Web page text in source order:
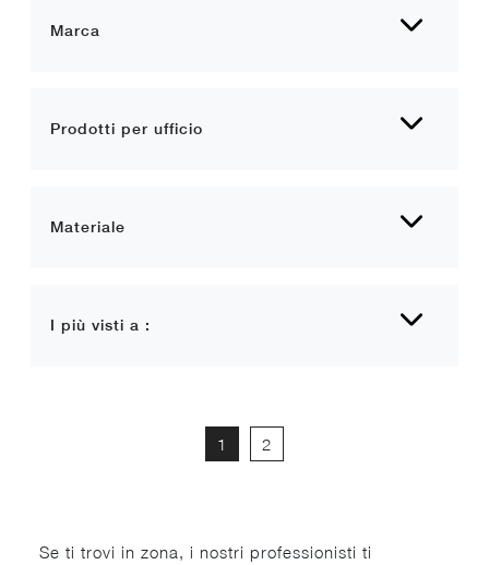
Marca
Prodotti per ufficio
Materiale
I più visti a :
1 2
Se ti trovi in zona, i nostri professionisti ti